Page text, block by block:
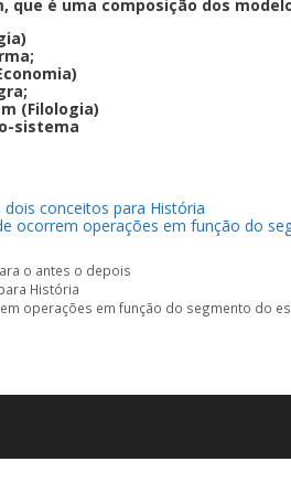
que é uma composição dos
(Filologia)
sistema
dois conceitos para História
ocorrem operações em função do
o antes o depois
História
operações em função do segmento do